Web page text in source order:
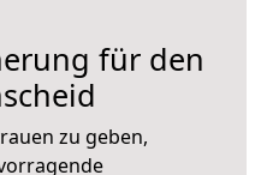
für den
zu geben,